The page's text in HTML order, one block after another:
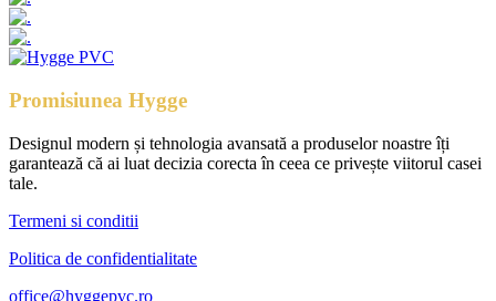
Promisiunea Hygge
Designul modern și tehnologia avansată a produselor noastre îți
garantează că ai luat decizia corecta în ceea ce privește viitorul casei
tale.
Termeni si conditii
Politica de confidentialitate
office@hyggepvc.ro